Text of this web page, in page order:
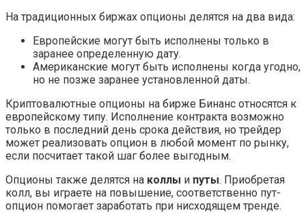
На традиционных биржах опционы делятся на два вида:
Европейские могут быть исполнены только в
заранее определенную дату.
Американские могут быть исполнены когда угодно,
но не позже заранее установленной даты.
Криптовалютные опционы на бирже Бинанс относятся к
европейскому типу. Исполнение контракта возможно
только в последний день срока действия, но трейдер
может реализовать опцион в любой момент по рынку,
если посчитает такой шаг более выгодным.
Опционы также делятся на коллы и путы. Приобретая
колл, вы играете на повышение, соответственно пут-
опцион помогает заработать при нисходящем тренде.